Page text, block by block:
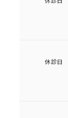
休診日